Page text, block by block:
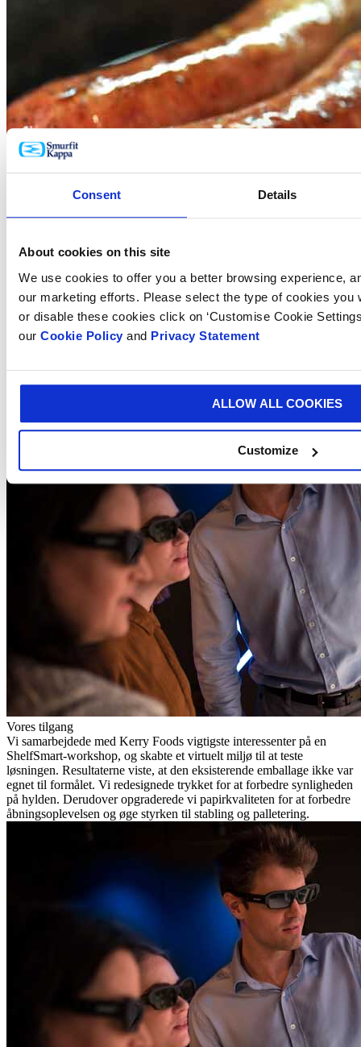
Consent Details
About cookies on this site
We use cookies to offer you a better browsing experience,
our marketing efforts. Please select the type of cookies you
or disable these cookies click on ‘Customise Cookie
our Cookie Policy and Privacy Statement
ALLOW ALL COOKIES
Customize
Vores tilgang
Vi samarbejdede med Kerry Foods vigtigste interessenter på en
ShelfSmart-workshop, og skabte et virtuelt miljø til at teste
løsningen. Resultaterne viste, at den eksisterende emballage ikke var
egnet til formålet. Vi redesignede trykket for at forbedre synligheden
på hylden. Derudover opgraderede vi papirkvaliteten for at forbedre
åbningsoplevelsen og øge styrken til stabling og palletering.